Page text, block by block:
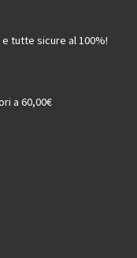
tutte sicure al 100%!
a 60,00€